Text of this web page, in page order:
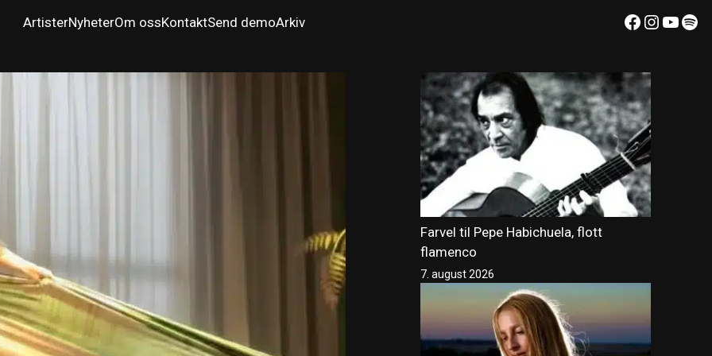
ArtisterNyheterOm ossKontaktSend demoArkiv Facebook
Farvel til Pepe Habichuela, flott
flamenco
7. august 2026